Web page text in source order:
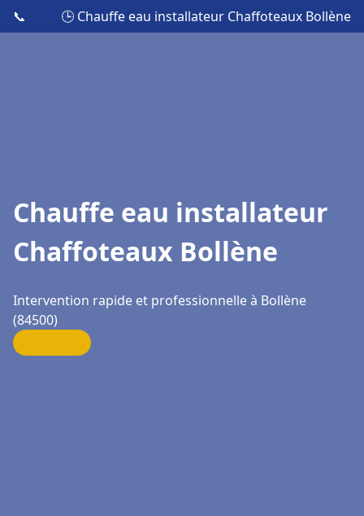
📞 🕒 Chauffe eau installateur Chaffoteaux Bollène
Chauffe eau installateur
Chaffoteaux Bollène
Intervention rapide et professionnelle à Bollène
(84500)